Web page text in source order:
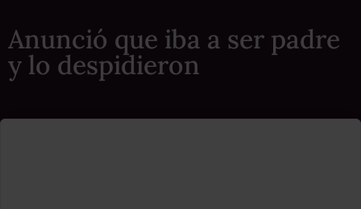
Anunció que iba a ser padre
y lo despidieron